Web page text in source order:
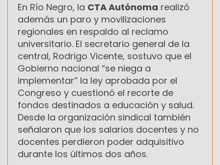
En Río Negro, la CTA Autónoma realizó
además un paro y movilizaciones
regionales en respaldo al reclamo
universitario. El secretario general de la
central, Rodrigo Vicente, sostuvo que el
Gobierno nacional “se niega a
implementar” la ley aprobada por el
Congreso y cuestionó el recorte de
fondos destinados a educación y salud.
Desde la organización sindical también
señalaron que los salarios docentes y no
docentes perdieron poder adquisitivo
durante los últimos dos años.